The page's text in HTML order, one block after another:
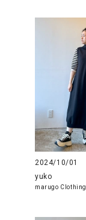
2024/10/01
yuko
marugo Clothing